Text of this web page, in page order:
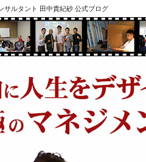
サルタント 田中貴紀砂 公式ブログ